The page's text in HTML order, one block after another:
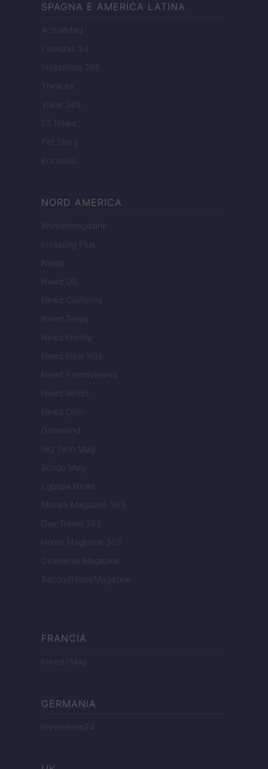
SPAGNA E AMERICA LATINA
Actualidad
Finanzas 24
Investindo 365
Think.es
Viajar 365
ES Newz
Pet Story
Encocina
NORD AMERICA
Womanmagazine
Investing Plus
Newz
Newz US
Newz California
Newz Texas
Newz Florida
Newz New York
Newz Pennsylvania
Newz Illinois
Newz Ohio
Gameland
Hig Tech Mag
Scoop Mag
Lgbtqia News
Motors Magazine 365
Day Travel 365
Home Magazine 365
Cineverse Magazine
SecondHomeMagazine
FRANCIA
InvestirMag
GERMANIA
Investieren24